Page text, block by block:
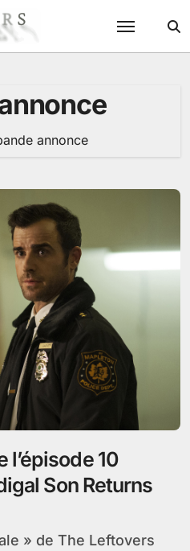
annonce
l’épisode 10
Son Returns